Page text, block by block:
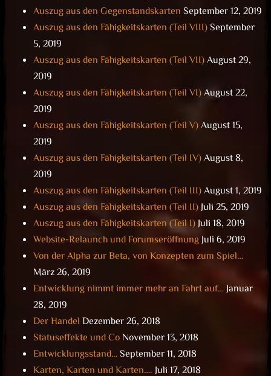
Auszug aus den Gegenstandskarten September 12, 2019
Auszug aus den Fähigkeitskarten (Teil VIII)September
5, 2019
Auszug aus den Fähigkeitskarten (Teil VII)August 29,
2019
Auszug aus den Fähigkeitskarten (Teil VI)August 22,
2019
Auszug aus den Fähigkeitskarten (Teil V)August 15,
2019
Auszug aus den Fähigkeitskarten (Teil IV)August 8,
2019
Auszug aus den Fähigkeitskarten (Teil III)August 1, 2019
Auszug aus den Fähigkeitskarten (Teil II)Juli 25, 2019
Auszug aus den Fähigkeitskarten (Teil I)Juli 18, 2019
Website-Relaunch und ForumseröffnungJuli 6, 2019
Von der Alpha zur Beta, von Konzepten zum Spiel…
März 26, 2019
Entwicklung nimmt immer mehr an Fahrt auf…Januar
28, 2019
Der Handel Dezember 26, 2018
Statuseffekte und CoNovember 13, 2018
Entwicklungsstand…September 11, 2018
Karten, Karten und Karten…. Juli 17, 2018